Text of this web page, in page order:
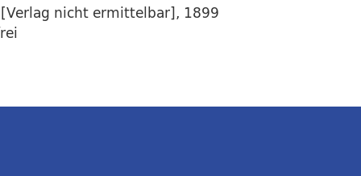
nicht ermittelbar], 1899